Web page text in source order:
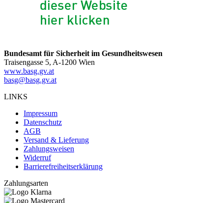
Bundesamt für Sicherheit im Gesundheitswesen
Traisengasse 5, A-1200 Wien
www.basg.gv.at
basg@basg.gv.at
LINKS
Impressum
Datenschutz
AGB
Versand & Lieferung
Zahlungsweisen
Widerruf
Barrierefreiheitserklärung
Zahlungsarten